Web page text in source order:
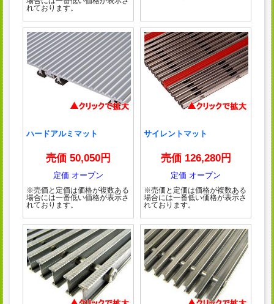
れております。
ハードアルミマット
売価 50,050円
定価 オープン
※売価と定価は価格が複数ある
場合には一番低い価格が表示さ
れております。
サイレントマット
売価 126,280円
定価 オープン
※売価と定価は価格が複数ある
場合には一番低い価格が表示さ
れております。